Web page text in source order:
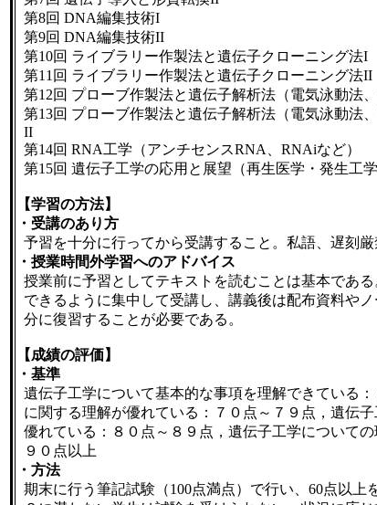
第8回 DNA編集技術I
第9回 DNA編集技術II
第10回 ライブラリー作製法と遺伝子クローニング法I
第11回 ライブラリー作製法と遺伝子クローニング法II
第12回 プローブ作製法と遺伝子解析法（電気泳動法
第13回 プローブ作製法と遺伝子解析法（電気泳動法
II
第14回 RNA工学（アンチセンスRNA、RNAiなど）
第15回 遺伝子工学の応用と展望（再生医学・発生工学
【学習の方法】
・受講のあり方
予習を十分に行ってから受講すること。私語、遅刻厳
・授業時間外学習へのアドバイス
授業前に予習としてテキストを読むことは基本であ
できるように集中して受講し、講義後は配布資料や
分に復習することが必要である。
【成績の評価】
・基準
遺伝子工学について基本的な事項を理解できている
に関する理解が優れている：７０点～７９点，遺伝
優れている：８０点～８９点，遺伝子工学についての
９０点以上
・方法
期末に行う筆記試験（100点満点）で行い、60点以上